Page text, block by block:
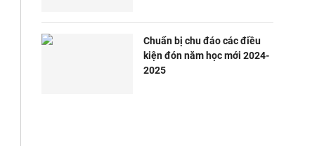
Chuẩn bị chu đáo các điều
kiện đón năm học mới 2024-
2025